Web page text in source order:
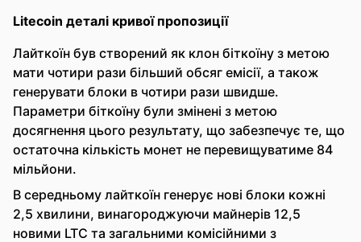
Litecoin деталі кривої пропозиції
Лайткоїн був створений як клон біткоїну з метою
мати чотири рази більший обсяг емісії, а також
генерувати блоки в чотири рази швидше.
Параметри біткоїну були змінені з метою
досягнення цього результату, що забезпечує те, що
остаточна кількість монет не перевищуватиме 84
мільйони.
В середньому лайткоїн генерує нові блоки кожні
2,5 хвилини, винагороджуючи майнерів 12,5
новими LTC та загальними комісійними з